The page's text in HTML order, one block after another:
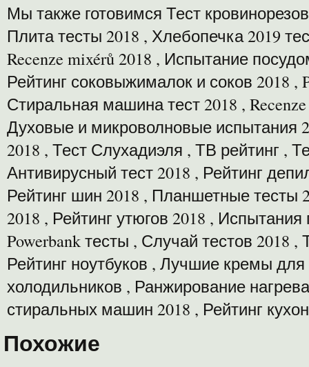
Мы также готовимся Тест
Плита тесты 2018 , Хлебопечка 2019
Recenze mixérů 2018 , Испытание
Рейтинг соковыжималок и соков 2018 ,
Стиральная машина тест 2018 ,
Духовые и микроволновые испытания
2018 , Тест Слухадиэля , ТВ рейтинг ,
Антивирусный тест 2018 , Рейтинг
Рейтинг шин 2018 , Планшетные тесты
2018 , Рейтинг утюгов 2018 ,
Powerbank тесты , Случай тестов 2018
Рейтинг ноутбуков , Лучшие кремы для
холодильников , Ранжирование
стиральных машин 2018 , Рейтинг
Похожие